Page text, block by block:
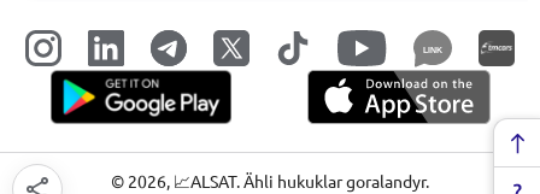
LINK
© 2026, 📈ALSAT. Ähli hukuklar goralandyr.